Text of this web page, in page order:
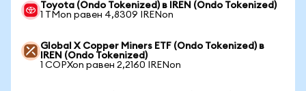
Toyota (Ondo Tokenized) в IREN (Ondo Tokenized)
1 TMon равен 4,8309 IRENon
Global X Copper Miners ETF (Ondo Tokenized) в
IREN (Ondo Tokenized)
1 COPXon равен 2,2160 IRENon